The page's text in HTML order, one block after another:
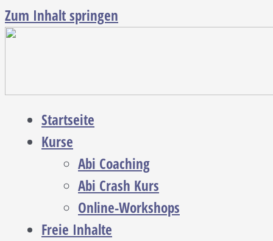
Zum Inhalt springen
Startseite
Kurse
Abi Coaching
Abi Crash Kurs
Online-Workshops
Freie Inhalte